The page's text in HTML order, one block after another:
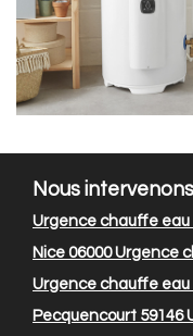
Nous
Urgence chauffe eau
Nice 06000Urgence
Urgence chauffe eau
Pecquencourt 59146